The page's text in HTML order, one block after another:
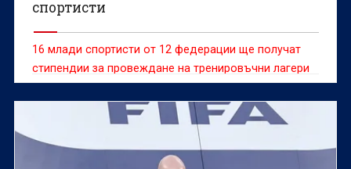
спортисти
16 млади спортисти от 12 федерации ще получат
стипендии за провеждане на тренировъчни лагери
като част от програмата на МОК „Олимпийска
солидарност“.